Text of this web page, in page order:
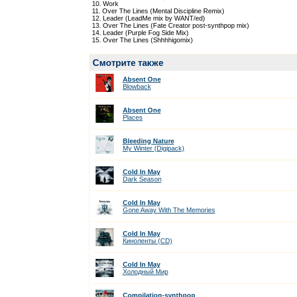
10. Work
11. Over The Lines (Mental Discipline Remix)
12. Leader (LeadMe mix by WANT/ed)
13. Over The Lines (Fate Creator post-synthpop mix)
14. Leader (Purple Fog Side Mix)
15. Over The Lines (Shhhhigomix)
Смотрите также
Absent One
Blowback
Absent One
Places
Bleeding Nature
My Winter (Digipack)
Cold In May
Dark Season
Cold In May
Gone Away With The Memories
Cold In May
Киноленты (CD)
Cold In May
Холодный Мир
Compilation-synthpop